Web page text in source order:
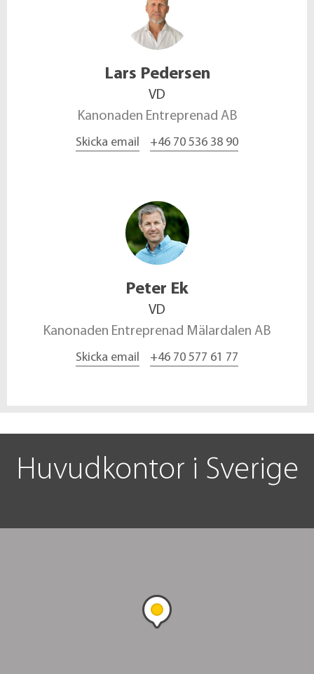
Lars Pedersen
VD
Kanonaden Entreprenad AB
Skicka email +46 70 536 38 90
Peter Ek
VD
Kanonaden Entreprenad Mälardalen AB
Skicka email +46 70 577 61 77
Huvudkontor i Sverige